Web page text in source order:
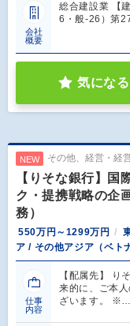
会社
概要
総合建設業 【
6・般-26）第
気になる
NEW その他、経営・経
【りそな銀行】国
ク・提携戦略の企
務）
550万円～1299万円
ア / その他アジア（ベト
仕事
内容
【配属先】
来的に、ご本
ざいます。 ※…